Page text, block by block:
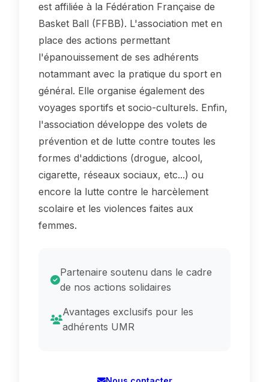
est affiliée à la Fédération Française de
Basket Ball (FFBB). L'association met en
place des actions permettant
l'épanouissement de ses adhérents
notammant avec la pratique du sport en
général. Elle organise également des
voyages sportifs et socio-culturels. Enfin,
l'association développe des volets de
prévention et de lutte contre toutes les
formes d'addictions (drogue, alcool,
cigarette, réseaux sociaux, etc...) ou
encore la lutte contre le harcèlement
scolaire et les violences faites aux
femmes.
Partenaire soutenu dans le cadre
de nos actions solidaires
Avantages exclusifs pour les
adhérents UMR